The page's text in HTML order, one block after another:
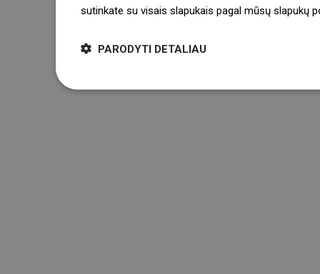
sutinkate su visais slapukais pagal mūsų slapukų
PARODYTI DETALIAU